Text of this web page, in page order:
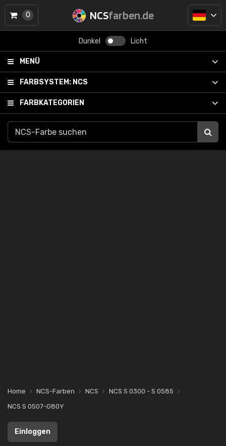
NCSfarben.de
Dunkel Licht
MENÜ
FARBSYSTEM: NCS
FARBKATEGORIEN
0
Home NCS-Farben NCS
NCS S 0300 - S 0585
NCS S 0507-G80Y
Einloggen